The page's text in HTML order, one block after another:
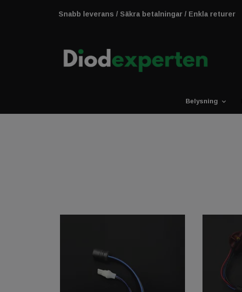
Snabb leverans / Säkra betalningar / Enkla returer
Belysning